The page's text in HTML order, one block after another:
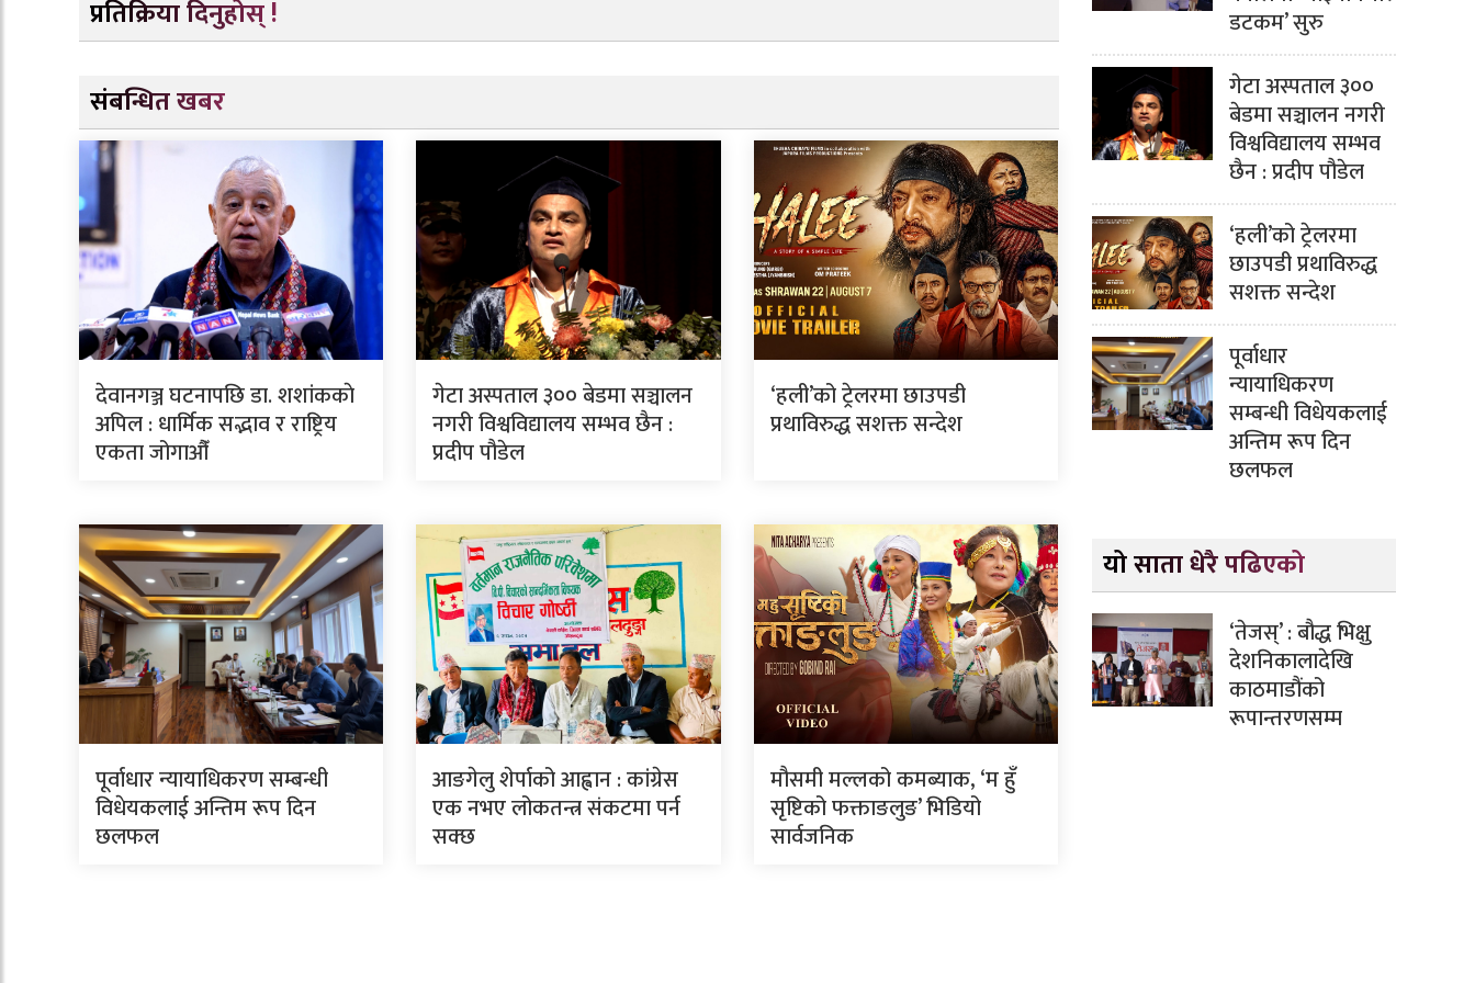
प्रतिक्रिया दिनुहोस् !
संबन्धित खबर
देवानगञ्ज घटनापछि डा. शशांककाे
अपिल : धार्मिक सद्भाव र राष्ट्रिय
एकता जोगाऔँ
गेटा अस्पताल ३०० बेडमा सञ्चालन
नगरी विश्वविद्यालय सम्भव छैन :
प्रदीप पौडेल
‘हली’को ट्रेलरमा छाउपडी
प्रथाविरुद्ध सशक्त सन्देश
पूर्वाधार न्यायाधिकरण सम्बन्धी
विधेयकलाई अन्तिम रूप दिन
छलफल
आङगेलु शेर्पाको आह्वान : कांग्रेस
एक नभए लोकतन्त्र संकटमा पर्न
सक्छ
मौसमी मल्लको कमब्याक, ‘म हुँ
सृष्टिको फक्ताङलुङ’ भिडियो
सार्वजनिक
डटकम’ सुरु
गेटा अस्पताल ३००
बेडमा सञ्चालन नगरी
विश्वविद्यालय सम्भव
छैन : प्रदीप पौडेल
‘हली’को ट्रेलरमा
छाउपडी प्रथाविरुद्ध
सशक्त सन्देश
पूर्वाधार
न्यायाधिकरण
सम्बन्धी विधेयकलाई
अन्तिम रूप दिन
छलफल
यो साता धेरै पढिएको
‘तेजस्’ : बौद्ध भिक्षु
देशनिकालादेखि
काठमाडौंको
रूपान्तरणसम्म